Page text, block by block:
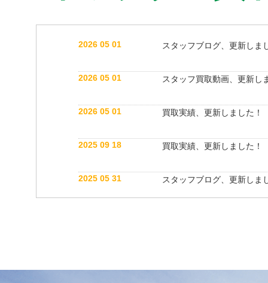
2026 05 01 スタッフブログ、更新しま
2026 05 01 スタッフ買取動画、更新し
2026 05 01 買取実績、更新しました！
2025 09 18 買取実績、更新しました！
2025 05 31 スタッフブログ、更新しま